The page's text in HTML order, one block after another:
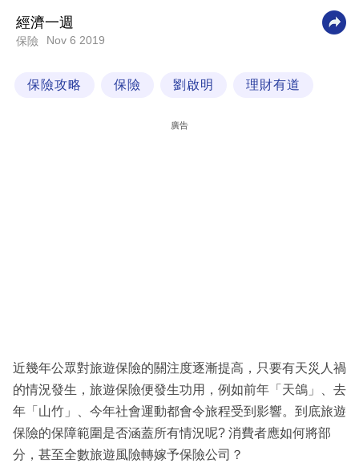
科
區
經濟一週
保險 Nov 6 2019
保險攻略 保險 劉啟明 理財有道
廣告
近幾年公眾對旅遊保險的關注度逐漸提高，只要有天災人禍
的情況發生，旅遊保險便發生功用，例如前年「天鴿」、去
年「山竹」、今年社會運動都會令旅程受到影響。到底旅遊
保險的保障範圍是否涵蓋所有情況呢? 消費者應如何將部
分，甚至全數旅遊風險轉嫁予保險公司？